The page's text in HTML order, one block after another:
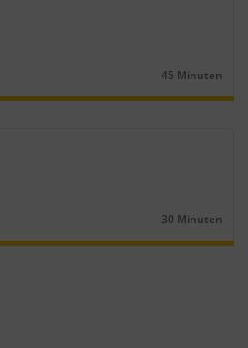
Dauer:
45 Minuten
Dauer:
30 Minuten